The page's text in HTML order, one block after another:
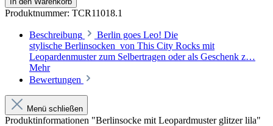
Produktnummer: TCR11018.1
Beschreibung
Berlin goes Leo! Die
stylische Berlinsocken von This City Rocks mit
Leopardenmuster zum Selbertragen oder als Geschenk z…
Mehr
Bewertungen
Menü schließen
Produktinformationen "Berlinsocke mit Leopardmuster glitzer lila"